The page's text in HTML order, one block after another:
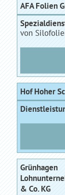
AFA Folien
von
Hof Hoher
Grünhagen
& Co. KG